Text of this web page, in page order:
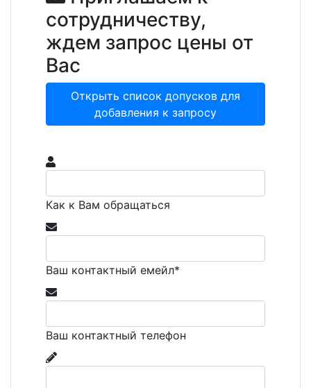
сотрудничеству,
ждем запрос цены от
Вас
Открыть список допусков для
добавления к запросу
Как к Вам обращаться
Ваш контактный емейл*
Ваш контактный телефон